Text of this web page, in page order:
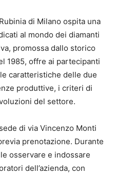
di Milano ospita una
al mondo dei diamanti
promossa dallo storico
1985, offre ai partecipanti
caratteristiche delle due
produttive, i criteri di
del settore.
di via Vincenzo Monti
prenotazione. Durante
osservare e indossare
dell’azienda, con